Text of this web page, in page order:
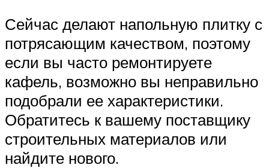
Сейчас делают напольную плитку с
потрясающим качеством, поэтому
если вы часто ремонтируете
кафель, возможно вы неправильно
подобрали ее характеристики.
Обратитесь к вашему поставщику
строительных материалов или
найдите нового.